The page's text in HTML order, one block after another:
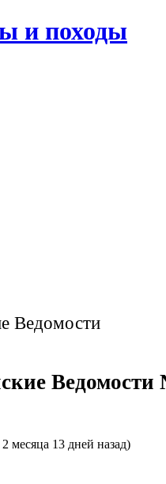
и походы
Ведомости
месяца 13 дней назад)